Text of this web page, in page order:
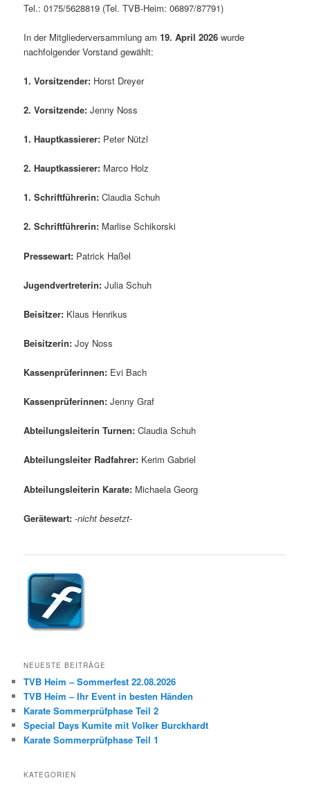
Tel.: 0175/5628819 (Tel. TVB-Heim: 06897/87791)
In der Mitgliederversammlung am19. April 2026 wurde
nachfolgender Vorstand gewählt:
1. Vorsitzender: Horst Dreyer
2. Vorsitzende: Jenny Noss
1. Hauptkassierer: Peter Nützl
2. Hauptkassierer: Marco Holz
1. Schriftführerin: Claudia Schuh
2. Schriftführerin: Marlise Schikorski
Pressewart: Patrick Haßel
Jugendvertreterin: Julia Schuh
Beisitzer: Klaus Henrikus
Beisitzerin: Joy Noss
Kassenprüferinnen: Evi Bach
Kassenprüferinnen: Jenny Graf
Abteilungsleiterin Turnen: Claudia Schuh
Abteilungsleiter Radfahrer: Kerim Gabriel
Abteilungsleiterin Karate: Michaela Georg
Gerätewart: -nicht besetzt-
NEUESTE BEITRÄGE
TVB Heim – Sommerfest 22.08.2026
TVB Heim – Ihr Event in besten Händen
Karate Sommerprüfphase Teil 2
Special Days Kumite mit Volker Burckhardt
Karate Sommerprüfphase Teil 1
KATEGORIEN